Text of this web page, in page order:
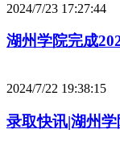
2024/7/23 17:27:44
湖州学院完成
2024/7/22 19:38:15
录取快讯|湖州